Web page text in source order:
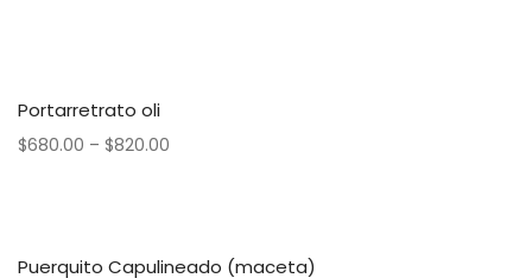
Portarretrato oli
$680.00 – $820.00
Puerquito Capulineado (maceta)